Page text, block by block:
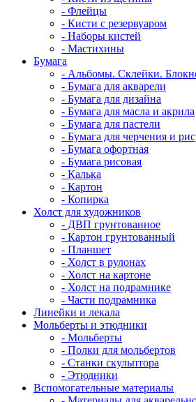
- Флейцы
- Кисти с резервуаром
- Наборы кистей
- Мастихины
Бумага
- Альбомы. Склейки.
- Бумага для акварели
- Бумага для дизайна
- Бумага для масла и акрила
- Бумага для пастели
- Бумага для черчения и
- Бумага офортная
- Бумага рисовая
- Калька
- Картон
- Копирка
Холст для художников
- ДВП грунтованное
- Картон грунтованный
- Планшет
- Холст в рулонах
- Холст на картоне
- Холст на подрамнике
- Части подрамника
Линейки и лекала
Мольберты и этюдники
- Мольберты
- Полки для мольбертов
- Станки скульптора
- Этюдники
Вспомогательные материалы